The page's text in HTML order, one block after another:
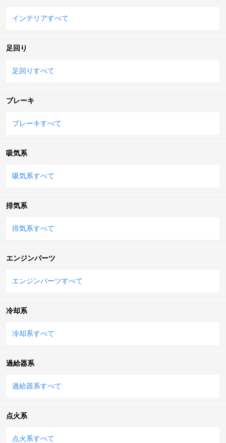
インテリアすべて
足回り
足回りすべて
ブレーキ
ブレーキすべて
吸気系
吸気系すべて
排気系
排気系すべて
エンジンパーツ
エンジンパーツすべて
冷却系
冷却系すべて
過給器系
過給器系すべて
点火系
点火系すべて